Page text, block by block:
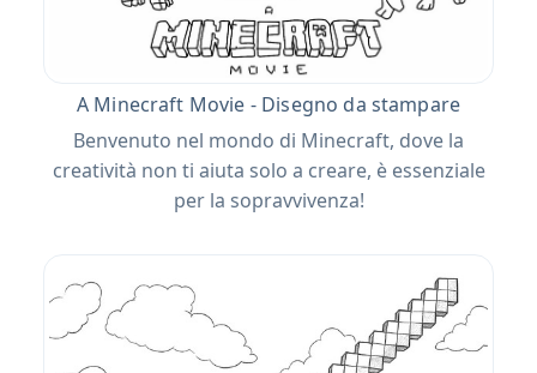
A Minecraft Movie - Disegno da stampare
Benvenuto nel mondo di Minecraft, dove la
creatività non ti aiuta solo a creare, è essenziale
per la sopravvivenza!